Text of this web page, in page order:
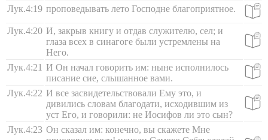
Лук.4:19 проповедывать лето Господне благоприятное.
Лук.4:20 И, закрыв книгу и отдав служителю, сел; и
глаза всех в синагоге были устремлены на
Него.
Лук.4:21 И Он начал говорить им: ныне исполнилось
писание сие, слышанное вами.
Лук.4:22 И все засвидетельствовали Ему это, и
дивились словам благодати, исходившим из
уст Его, и говорили: не Иосифов ли это сын?
Лук.4:23 Он сказал им: конечно, вы скажете Мне